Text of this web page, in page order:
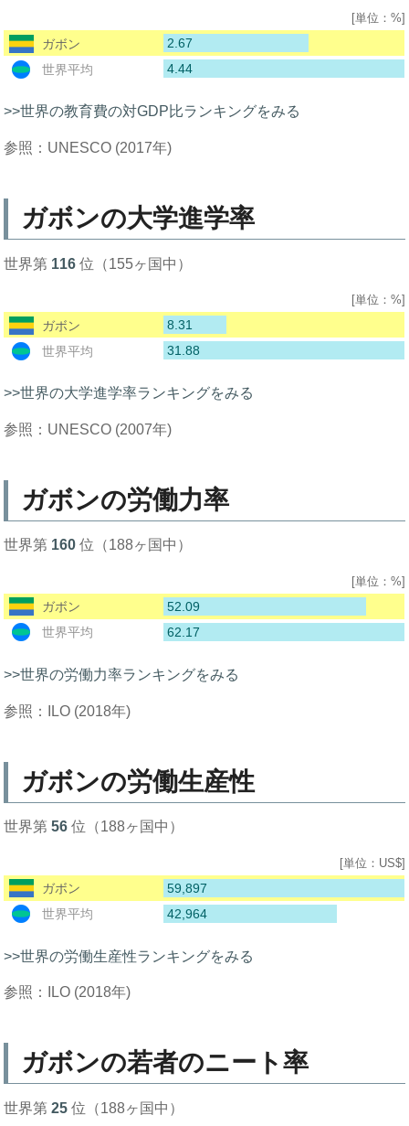
[単位：%]
ガボン
2.67
世界平均
4.44
>>世界の教育費の対GDP比ランキングをみる
参照：UNESCO (2017年)
ガボンの大学進学率
世界第 116 位（155ヶ国中）
[単位：%]
ガボン
8.31
世界平均
31.88
>>世界の大学進学率ランキングをみる
参照：UNESCO (2007年)
ガボンの労働力率
世界第 160 位（188ヶ国中）
[単位：%]
ガボン
52.09
世界平均
62.17
>>世界の労働力率ランキングをみる
参照：ILO (2018年)
ガボンの労働生産性
世界第56 位（188ヶ国中）
[単位：US$]
ガボン
59,897
世界平均
42,964
>>世界の労働生産性ランキングをみる
参照：ILO (2018年)
ガボンの若者のニート率
世界第25 位（188ヶ国中）